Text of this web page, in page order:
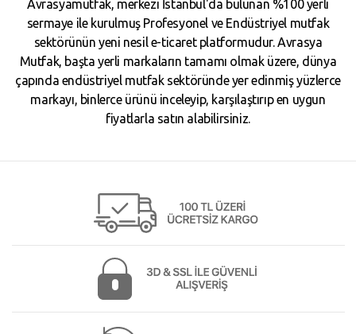
Avrasyamutfak, merkezi İstanbul'da bulunan %100 yerli
sermaye ile kurulmuş Profesyonel ve Endüstriyel mutfak
sektörünün yeni nesil e-ticaret platformudur. Avrasya
Mutfak, başta yerli markaların tamamı olmak üzere, dünya
çapında endüstriyel mutfak sektöründe yer edinmiş yüzlerce
markayı, binlerce ürünü inceleyip, karşılaştırıp en uygun
fiyatlarla satın alabilirsiniz.